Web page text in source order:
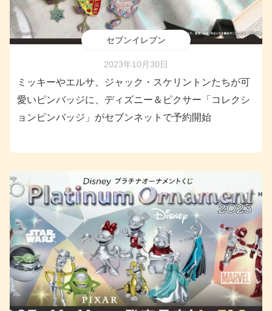
セブンイレブン
2023年10月30日
ミッキーやエルサ、ジャック・スケリントンたちが可
愛いピンバッジに、ディズニー＆ピクサー「コレクシ
ョンピンバッジ」がセブンネットで予約開始